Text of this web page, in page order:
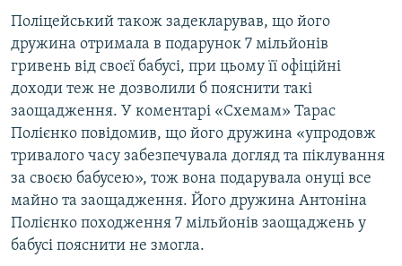
Поліцейський також задекларував, що його
дружина отримала в подарунок 7 мільйонів
гривень від своєї бабусі, при цьому її офіційні
доходи теж не дозволили б пояснити такі
заощадження. У коментарі «Схемам» Тарас
Полієнко повідомив, що його дружина «упродовж
тривалого часу забезпечувала догляд та піклування
за своєю бабусею», тож вона подарувала онуці все
майно та заощадження. Його дружина Антоніна
Полієнко походження 7 мільйонів заощаджень у
бабусі пояснити не змогла.